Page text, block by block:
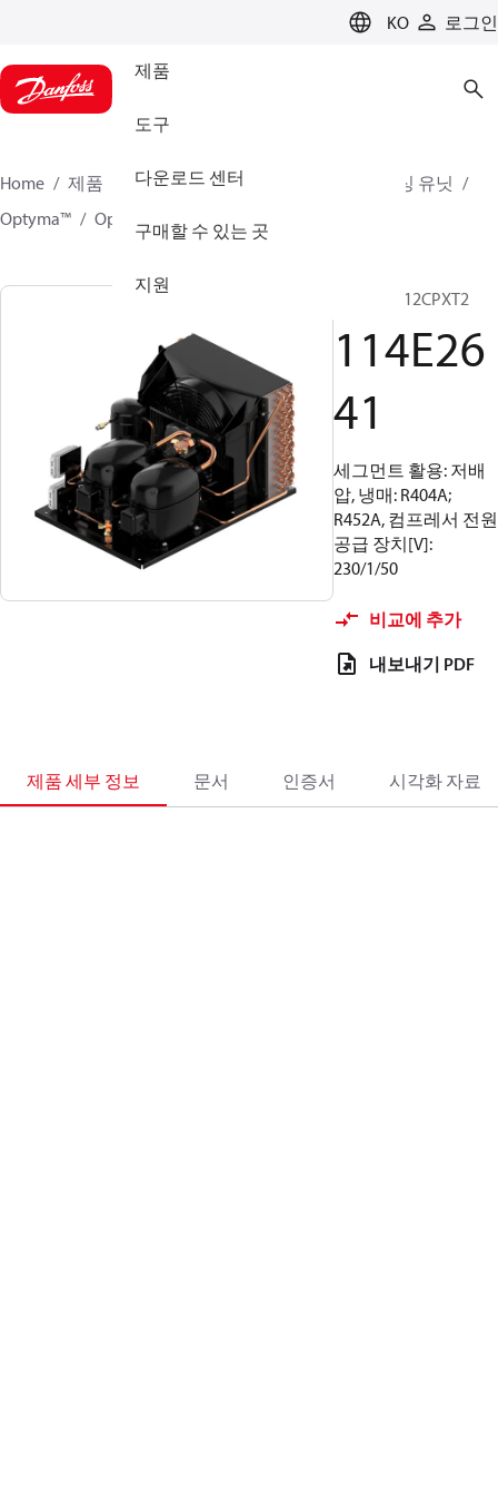
KO 로그인
제품
도구
다운로드 센터
구매할 수 있는 곳
지원
Home 제품 클라이미트 솔루션스 - 쿨링
컨덴싱 유닛
Optyma™
Optyma™ 114E2641
OP-SC12/12CPXT2
114E26
41
세그먼트 활용: 저배
압, 냉매: R404A;
R452A, 컴프레서 전원
공급 장치[V]:
230/1/50
비교에 추가
내보내기 PDF
제품 세부 정보 문서 인증서 시각화 자료